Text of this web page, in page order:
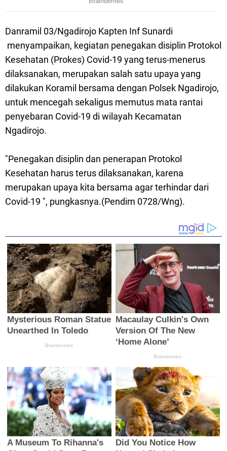
Danramil 03/Ngadirojo Kapten Inf Sunardi
menyampaikan, kegiatan penegakan disiplin Protokol
Kesehatan (Prokes) Covid-19 yang terus-menerus
dilaksanakan, merupakan salah satu upaya yang
dilakukan Koramil bersama dengan Polsek Ngadirojo,
untuk mencegah sekaligus memutus mata rantai
penyebaran Covid-19 di wilayah Kecamatan
Ngadirojo.
"Penegakan disiplin dan penerapan Protokol
Kesehatan harus terus dilaksanakan, karena
merupakan upaya kita bersama agar terhindar dari
Covid-19 ", pungkasnya.(Pendim 0728/Wng).